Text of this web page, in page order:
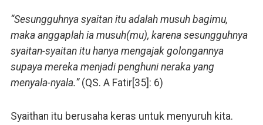
“Sesungguhnya syaitan itu adalah musuh bagimu,
maka anggaplah ia musuh(mu), karena sesungguhnya
syaitan-syaitan itu hanya mengajak golongannya
supaya mereka menjadi penghuni neraka yang
menyala-nyala.”(QS. A Fatir[35]: 6)
Syaithan itu berusaha keras untuk menyuruh kita.